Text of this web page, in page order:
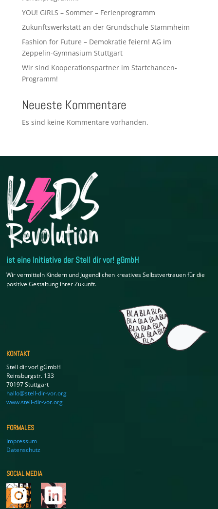
YOU! GIRLS – Sommer – Ferienprogramm
Zukunftswerkstatt an der Grundschule Stammheim
Fashion for Future – Demokratie feiern! AG im
Zeppelin-Gymnasium Stuttgart
Wir sind Kooperationspartner im Startchancen-
Programm!
Neueste Kommentare
Es sind keine Kommentare vorhanden.
ist eine Initiative der Stell dir vor! gGmbH
Wir vermitteln Kindern und Jugendlichen kreatives Selbstvertrauen für die
positive Gestaltung ihrer Zukunft.
KONTAKT
Stell dir vor! gGmbH
Reinsburgstr. 133
70197 Stuttgart
hallo@stell-dir-vor.org
www.stell-dir-vor.org
FORMALES
Impressum
Datenschutz
SOCIAL MEDIA